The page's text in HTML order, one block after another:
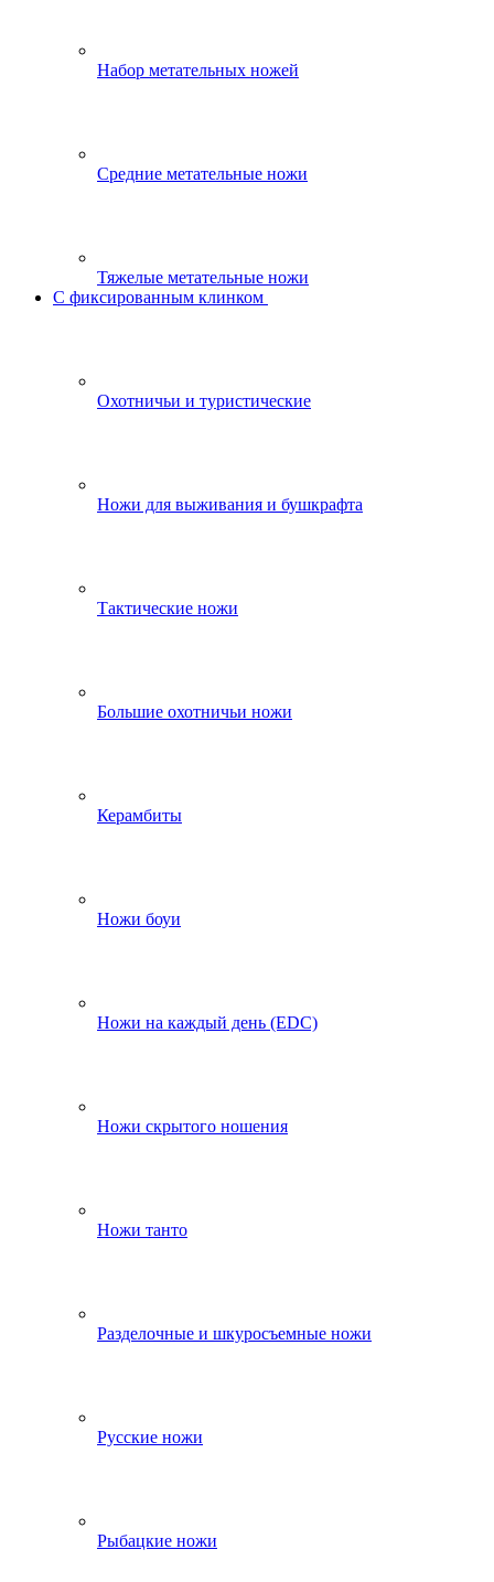
Набор метательных ножей
Средние метательные ножи
Тяжелые метательные ножи
С фиксированным клинком
Охотничьи и туристические
Ножи для выживания и бушкрафта
Тактические ножи
Большие охотничьи ножи
Керамбиты
Ножи боуи
Ножи на каждый день (EDC)
Ножи скрытого ношения
Ножи танто
Разделочные и шкуросъемные ножи
Русские ножи
Рыбацкие ножи